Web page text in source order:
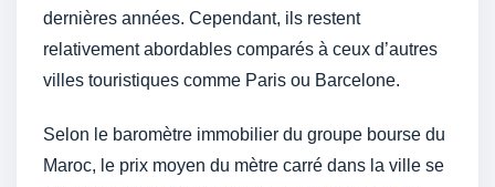
dernières années. Cependant, ils restent
relativement abordables comparés à ceux d’autres
villes touristiques comme Paris ou Barcelone.
Selon le baromètre immobilier du groupe bourse du
Maroc, le prix moyen du mètre carré dans la ville se